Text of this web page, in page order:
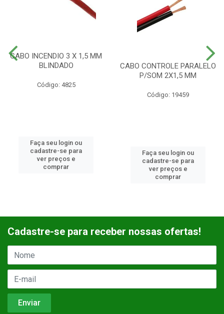
CABO INCENDIO 3 X 1,5 MM
BLINDADO
Código: 4825
Faça seu login ou
cadastre-se para
ver preços e
comprar
CABO CONTROLE PARALELO
P/SOM 2X1,5 MM
Código: 19459
Faça seu login ou
cadastre-se para
ver preços e
comprar
Cadastre-se para receber nossas ofertas!